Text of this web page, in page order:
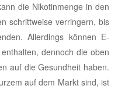
die Nikotinmenge in den
schrittweise verringern, bis
Allerdings können E-
dennoch die oben
auf die Gesundheit haben.
auf dem Markt sind, ist